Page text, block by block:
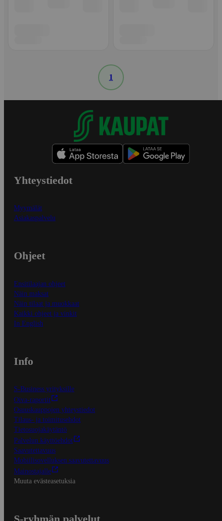
1
Yhteystiedot
Myymälät
Asiakaspalvelu
Ohjeet
Ensitilaajan ohjeet
Näin maksat
Näin tilaat ja muokkaat
Kaikki ohjeet ja vinkit
In English
Info
S-Business yrityksille
Oiva-raportit
Osuuskauppojen yhteystiedot
Tilaus- ja toimitusehdot
Tietosuojakäytäntö
Palvelun käyttöehdot
Saavutettavuus
Mobiilisovelluksen saavutettavuus
Mainostajalle
Muuta evästeasetuksia